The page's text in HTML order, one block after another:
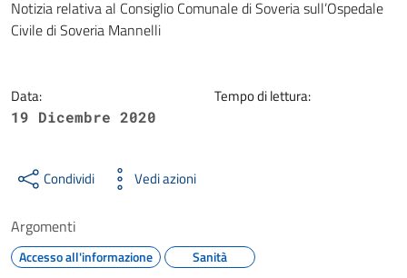
Dettagli della notizia
Notizia relativa al Consiglio Comunale di Soveria sull’Ospedale
Civile di Soveria Mannelli
Data:
19 Dicembre 2020
Tempo di lettura:
Condividi Vedi azioni
Argomenti
Accesso all'informazione Sanità